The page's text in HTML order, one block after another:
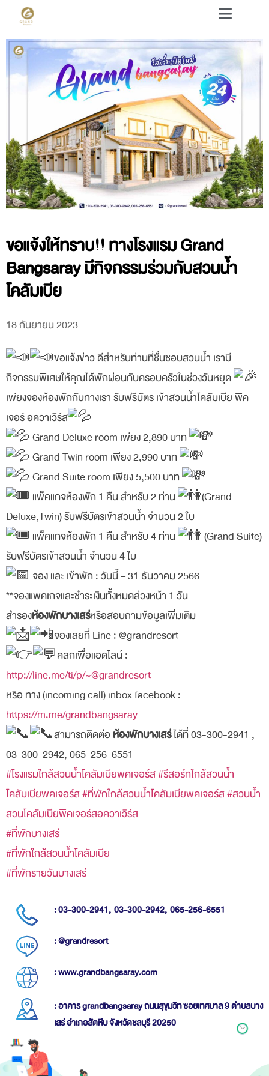
ขอแจ้งให้ทราบ!! ทางโรงแรม Grand
Bangsaray มีกิจกรรมร่วมกับสวนน้ำ
โคลัมเบีย
18 กันยายน 2023
ขอแจ้งข่าว ดีสำหรับท่านที่ชื่นชอบสวนน้ำ เรามี
กิจกรรมพิเศษให้คุณได้พักผ่อนกับครอบครัวในช่วงวันหยุด
เพียงจองห้องพักกับทางเรา รับฟรีบัตร เข้าสวนน้ำโคลัมเบีย พิค
เจอร์ อควาเวิร์ส
Grand Deluxe room เพียง 2,890 บาท
Grand Twin room เพียง 2,990 บาท
Grand Suite room เพียง 5,500 บาท
แพ็คแกจห้องพัก 1 คืน สำหรับ 2 ท่าน
(Grand
Deluxe,Twin) รับฟรีบัตรเข้าสวนน้ำ จำนวน 2 ใบ
แพ็คแกจห้องพัก 1 คืน สำหรับ 4 ท่าน
(Grand Suite)
รับฟรีบัตรเข้าสวนน้ำ จำนวน 4 ใบ
จอง และ เข้าพัก : วันนี้ – 31 ธันวาคม 2566
**จองแพคเกจและชำระเงินทั้งหมดล่วงหน้า 1 วัน
สำรองห้องพักบางเสร่หรือสอบถามข้อมูลเพิ่มเติม
จองเลยที่ Line : @grandresort
คลิกเพื่อแอดไลน์ :
http://line.me/ti/p/~@grandresort
หริอ ทาง (incoming call) inbox facebook :
https://m.me/grandbangsaray
สามารถติดต่อ ห้องพักบางเสร่ได้ที่ 03-300-2941 ,
03-300-2942, 065-256-6551
#โรงแรมใกล้สวนน้ำโคลัมเบียพิคเจอร์ส#รีสอร์ทใกล้สวนน้ำ
โคลัมเบียพิคเจอร์ส#ที่พักใกล้สวนน้ำโคลัมเบียพิคเจอร์ส#สวนน้ำ
สวนโคลัมเบียพิคเจอร์สอควาเวิร์ส
#ที่พักบางเสร่
#ที่พักใกล้สวนน้ำโคลัมเบีย
#ที่พักรายวันบางเสร่
: 03-300-2941, 03-300-2942, 065-256-6551
: @grandresort
: www.grandbangsaray.com
: อาคาร grandbangsaray ถนนสุขุมวิท ซอยเทศบาล 9 ตำบลบาง
เสร่ อำเภอสัตหีบ จังหวัดชลบุรี 20250